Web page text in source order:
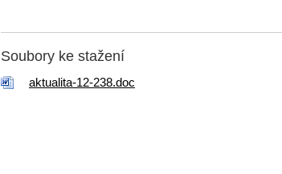
Soubory ke stažení
aktualita-12-238.doc